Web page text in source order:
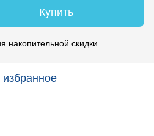
Купить
накопительной скидки
избранное